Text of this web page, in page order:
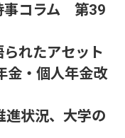
事コラム 第39
れたアセット
金・個人年金改
進状況、大学の